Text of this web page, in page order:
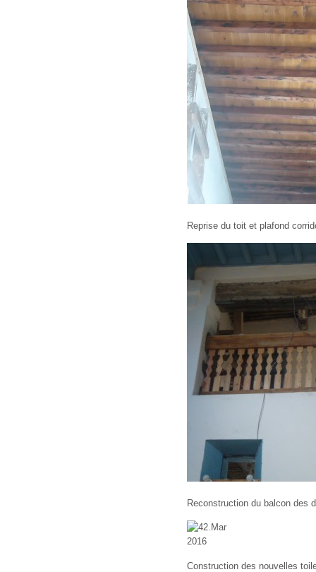
Reprise du toit et plafond
Reconstruction du balcon des
Construction des nouvelles